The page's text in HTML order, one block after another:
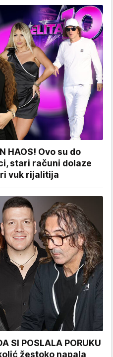
HAOS! Ovo su do
stari računi dolaze
vuk rijalitija
SI POSLALA PORUKU
žestoko napala